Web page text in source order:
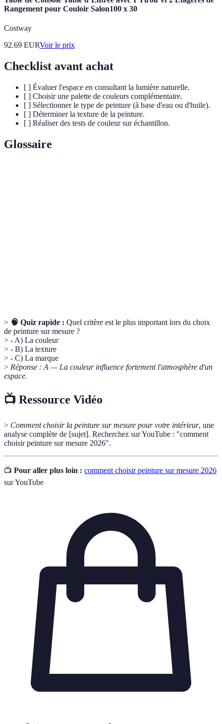
Rangement pour Couloir Salon100 x 30
Costway
92.69 EURVoir le prix
Checklist avant achat
[ ] Évaluer l'espace en consultant la lumière naturelle.
[ ] Choisir une palette de couleurs complémentaire.
[ ] Sélectionner le type de peinture (à base d'eau ou d'huile).
[ ] Déterminer la texture de la peinture.
[ ] Réaliser des tests de couleur sur échantillon.
Glossaire
> 🧠 Quiz rapide : Quel critère est le plus important lors du choix
de peinture sur mesure ?
> - A) La couleur
> - B) La texture
> - C) La marque
> Réponse : A — La couleur influence fortement l'atmosphère d'un
espace.
📺 Ressource Vidéo
> Comment choisir la peinture sur mesure pour votre intérieur, une
analyse complète de [sujet]. Recherchez sur YouTube : "comment
choisir peinture sur mesure 2026".
📺 Pour aller plus loin : comment choisir peinture sur mesure 2026
sur YouTube